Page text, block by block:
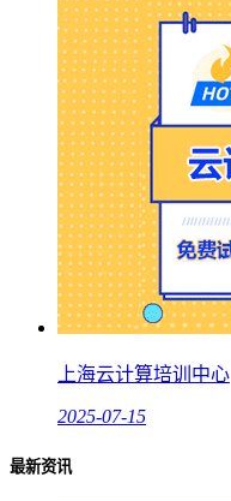
上海云计算培训中心
2025-07-15
最新资讯